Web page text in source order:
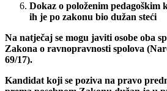
Dokaz o položenim pedagoškim
ih je po zakonu bio dužan steći
Na natječaj se mogu javiti osobe oba
Zakona o ravnopravnosti spolova
69/17).
Kandidat koji se poziva na pravo